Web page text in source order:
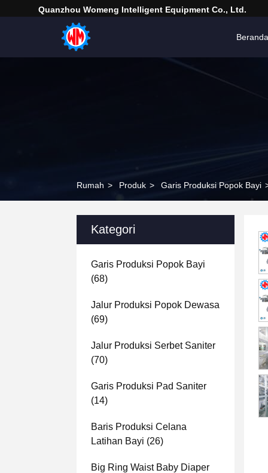
Quanzhou Womeng Intelligent Equipment Co., Ltd.
Beranda
Rumah > Produk > Garis Produksi Popok Bayi
Kategori
Garis Produksi Popok Bayi
(68)
Jalur Produksi Popok Dewasa
(69)
Jalur Produksi Serbet Saniter
(70)
Garis Produksi Pad Saniter
(14)
Baris Produksi Celana
Latihan Bayi (26)
Big Ring Waist Baby Diaper